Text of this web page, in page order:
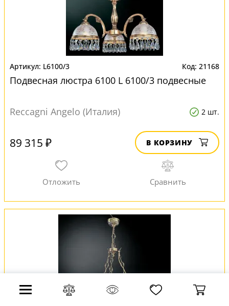
L6100/3 21168
Подвесная люстра 6100 L 6100/3 подвесные
Reccagni Angelo (Италия) 2 шт.
89 315 ₽ В КОРЗИНУ